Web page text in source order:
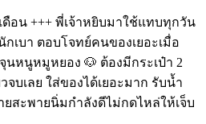
อน +++ พี่เจ้าหยิบมาใช้แทบทุกวัน
เบา ตอบโจทย์คนของเยอะเมื่อ
นหนูหมูหยอง 🐶 ต้องมีกระเป๋า 2
จบเลย ใส่ของได้เยอะมาก รับน้ำ
สะพายนิ่มกำลังดีไม่กดไหล่ให้เจ็บ